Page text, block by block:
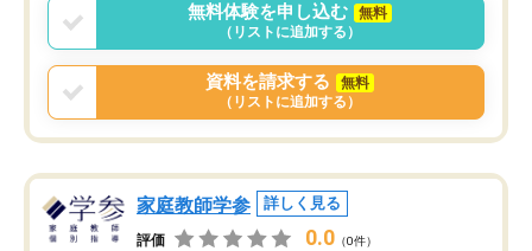
無料体験を申し込む
無料
（リストに追加する）
資料を請求する
無料
（リストに追加する）
家庭教師学参 詳しく見る
評価 0.0 （0件）